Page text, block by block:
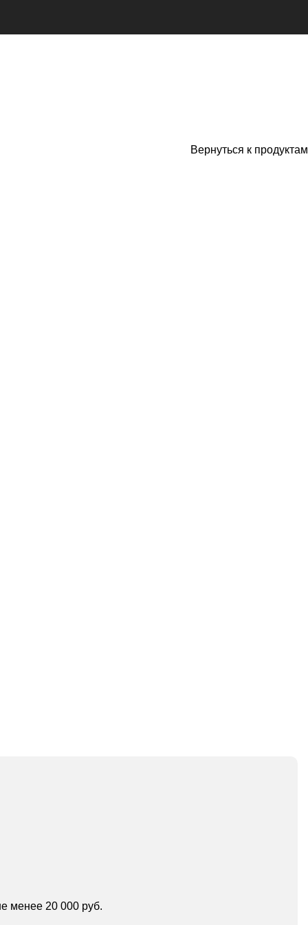
Вернуться к продуктам
менее 20 000 руб.